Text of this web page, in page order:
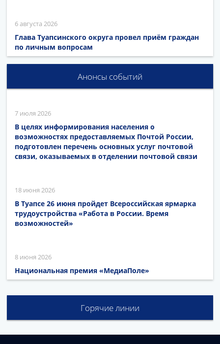
6 августа 2026
Глава Туапсинского округа провел приём граждан
по личным вопросам
Анонсы событий
7 июля 2026
В целях информирования населения о
возможностях предоставляемых Почтой России,
подготовлен перечень основных услуг почтовой
связи, оказываемых в отделении почтовой связи
18 июня 2026
В Туапсе 26 июня пройдет Всероссийская ярмарка
трудоустройства «Работа в России. Время
возможностей»
8 июня 2026
Национальная премия «МедиаПоле»
Горячие линии